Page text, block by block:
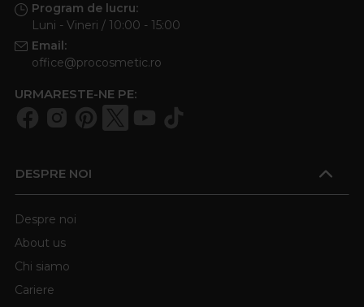
Program de lucru:
Luni - Vineri / 10:00 - 15:00
Email:
office@procosmetic.ro
URMARESTE-NE PE:
DESPRE NOI
Despre noi
About us
Chi siamo
Cariere